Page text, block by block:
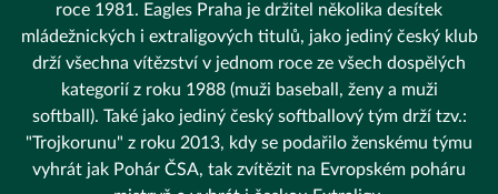
roce 1981. Eagles Praha je držitel několika desítek
mládežnických i extraligových titulů, jako jediný český klub
drží všechna vítězství v jednom roce ze všech dospělých
kategorií z roku 1988 (muži baseball, ženy a muži
softball). Také jako jediný český softballový tým drží tzv.:
"Trojkorunu" z roku 2013, kdy se podařilo ženskému týmu
vyhrát jak Pohár ČSA, tak zvítězit na Evropském poháru